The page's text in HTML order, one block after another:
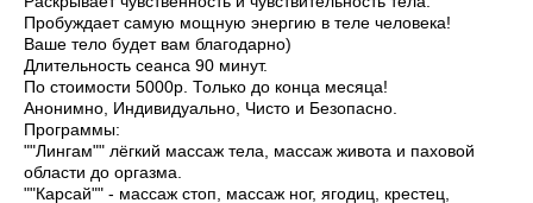
️Пробуждает самую мощную энергию в теле человека!
Ваше тело будет вам благодарно)
Длительность сеанса 90 минут.
По стоимости 5000р. Только до конца месяца!
Анонимно, Индивидуально, Чисто и Безопасно.
Программы:
""Лингам"" лёгкий массаж тела, массаж живота и паховой
области до оргазма.
""Карсай"" - массаж стоп, массаж ног, ягодиц, крестец,